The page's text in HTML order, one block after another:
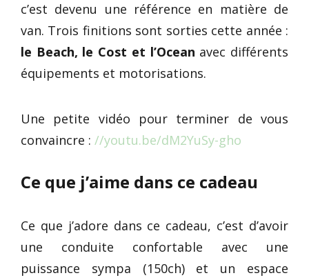
c’est devenu une référence en matière de
van. Trois finitions sont sorties cette année :
le Beach, le Cost et l’Ocean avec différents
équipements et motorisations.
Une petite vidéo pour terminer de vous
convaincre : //youtu.be/dM2YuSy-gho
Ce que j’aime dans ce cadeau
Ce que j’adore dans ce cadeau, c’est d’avoir
une conduite confortable avec une
puissance sympa (150ch) et un espace